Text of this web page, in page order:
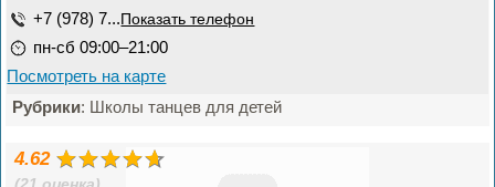
+7 (978) 7... Показать телефон
пн-сб 09:00–21:00
Посмотреть на карте
Рубрики: Школы танцев для детей
4.62